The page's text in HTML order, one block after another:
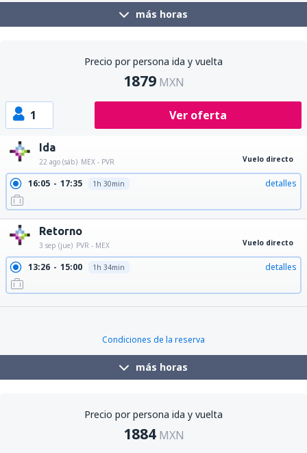
más horas
Precio por persona ida y vuelta
1879 MXN
1 Ver oferta
Ida
22 ago (sáb) MEX - PVR Vuelo directo
16:05 17:35 1h 30min detalles
Retorno
3 sep (jue) PVR - MEX Vuelo directo
13:26 15:00 1h 34min detalles
Condiciones de la reserva
más horas
Precio por persona ida y vuelta
1884 MXN